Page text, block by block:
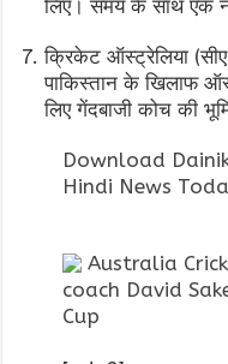
लिए। समय के साथ एक
क्रिकेट ऑस्ट्रेलिया
पाकिस्तान के खिलाफ
लिए गेंदबाजी कोच की
Download
Hindi News
Australia
coach David
Cup